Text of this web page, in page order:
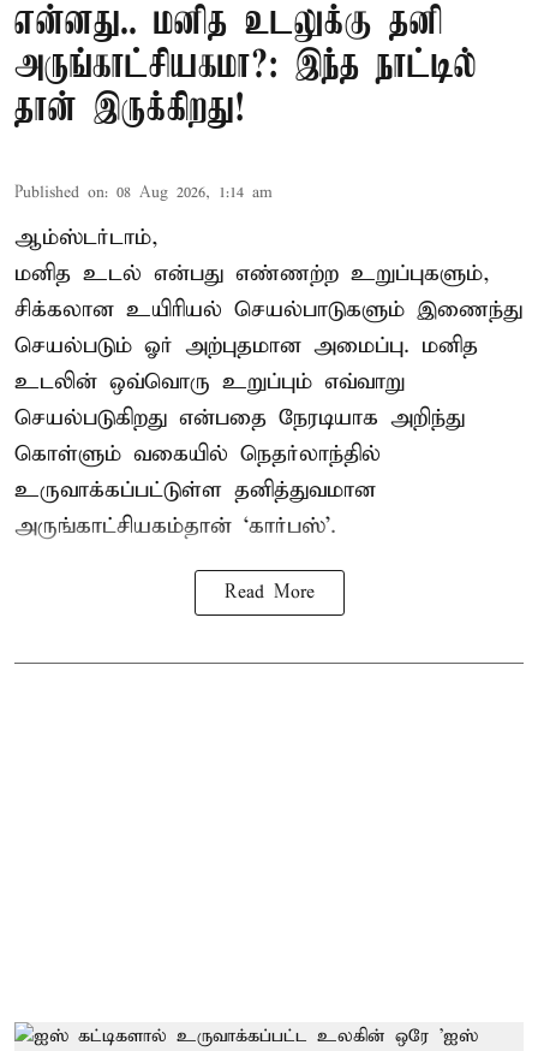
என்னது.. மனித உடலுக்கு தனி
அருங்காட்சியகமா?: இந்த நாட்டில்
தான் இருக்கிறது!
Published on: 08 Aug 2026, 1:14 am
ஆம்ஸ்டர்டாம்,
மனித உடல் என்பது எண்ணற்ற உறுப்புகளும்,
சிக்கலான உயிரியல் செயல்பாடுகளும் இணைந்து
செயல்படும் ஓர் அற்புதமான அமைப்பு. மனித
உடலின் ஒவ்வொரு உறுப்பும் எவ்வாறு
செயல்படுகிறது என்பதை நேரடியாக அறிந்து
கொள்ளும் வகையில் நெதர்லாந்தில்
உருவாக்கப்பட்டுள்ள தனித்துவமான
அருங்காட்சியகம்தான் ‘கார்பஸ்’.
Read More